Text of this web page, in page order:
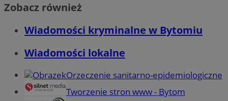
Zobacz również
Wiadomości kryminalne w Bytomiu
Wiadomości lokalne
Orzeczenie sanitarno-epidemiologiczne
Tworzenie stron www - Bytom